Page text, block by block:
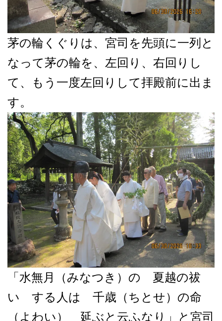
茅の輪くぐりは、宮司を先頭に一列と
なって茅の輪を、左回り、右回りし
て、もう一度左回りして拝殿前に出ま
す。
「水無月（みなつき）の 夏越の祓
い する人は 千歳（ちとせ）の命
（よわい） 延ぶと云ふなり」と宮司